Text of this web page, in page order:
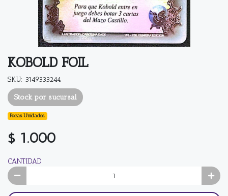
KOBOLD FOIL
SKU: 3149333244
Stock por sucursal
Pocas Unidades.
$ 1.000
CANTIDAD